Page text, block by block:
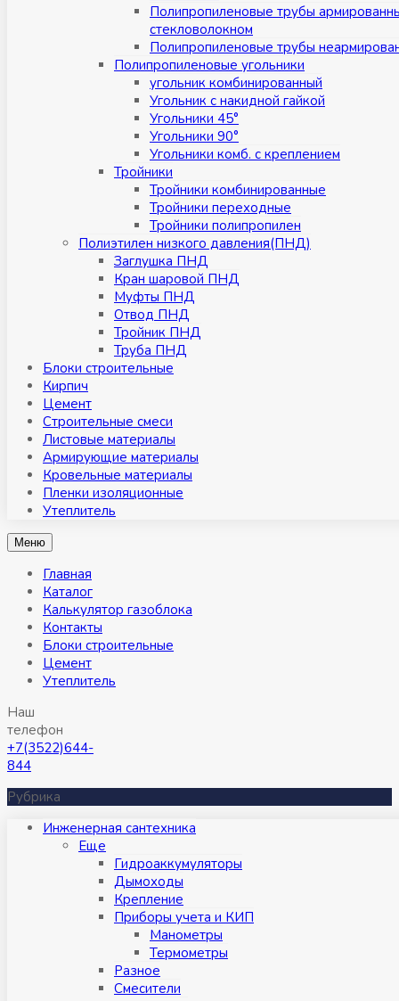
Полипропиленовые трубы
стекловолокном
Полипропиленовые трубы
Полипропиленовые угольники
угольник комбинированный
Угольник с накидной гайкой
Угольники 45°
Угольники 90°
Угольники комб. с креплением
Тройники
Тройники комбинированные
Тройники переходные
Тройники полипропилен
Полиэтилен низкого давления(ПНД)
Заглушка ПНД
Кран шаровой ПНД
Муфты ПНД
Отвод ПНД
Тройник ПНД
Труба ПНД
Блоки строительные
Кирпич
Цемент
Строительные смеси
Листовые материалы
Армирующие материалы
Кровельные материалы
Пленки изоляционные
Утеплитель
Меню
Главная
Каталог
Калькулятор газоблока
Контакты
Блоки строительные
Цемент
Утеплитель
Наш
телефон
+7(3522)644-
844
Рубрика
Инженерная сантехника
Eще
Гидроаккумуляторы
Дымоходы
Крепление
Приборы учета и КИП
Манометры
Термометры
Разное
Смесители